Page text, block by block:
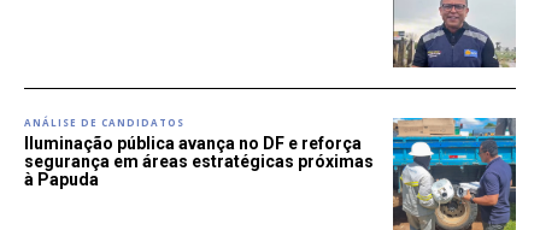
ANÁLISE DE CANDIDATOS
Iluminação pública avança no DF e reforça
segurança em áreas estratégicas próximas
à Papuda